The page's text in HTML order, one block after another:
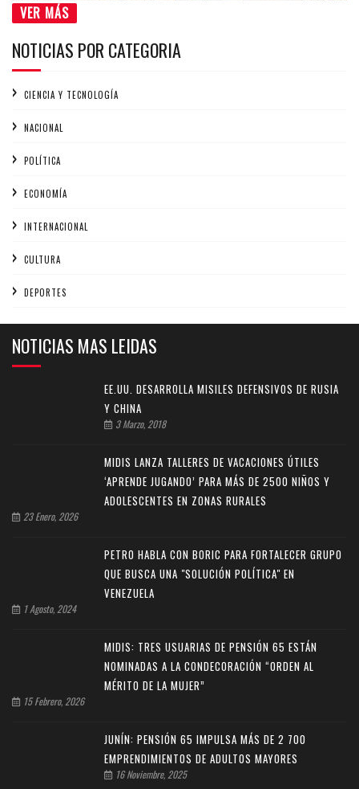
VER MÁS
NOTICIAS POR CATEGORIA
CIENCIA Y TECNOLOGÍA
NACIONAL
POLÍTICA
ECONOMÍA
INTERNACIONAL
CULTURA
DEPORTES
NOTICIAS MAS LEIDAS
EE.UU. DESARROLLA MISILES DEFENSIVOS DE RUSIA
Y CHINA
3 Marzo, 2018
MIDIS LANZA TALLERES DE VACACIONES ÚTILES
‘APRENDE JUGANDO’ PARA MÁS DE 2500 NIÑOS Y
ADOLESCENTES EN ZONAS RURALES
23 Enero, 2026
PETRO HABLA CON BORIC PARA FORTALECER GRUPO
QUE BUSCA UNA "SOLUCIÓN POLÍTICA" EN
VENEZUELA
1 Agosto, 2024
MIDIS: TRES USUARIAS DE PENSIÓN 65 ESTÁN
NOMINADAS A LA CONDECORACIÓN “ORDEN AL
MÉRITO DE LA MUJER”
15 Febrero, 2026
JUNÍN: PENSIÓN 65 IMPULSA MÁS DE 2 700
EMPRENDIMIENTOS DE ADULTOS MAYORES
16 Noviembre, 2025